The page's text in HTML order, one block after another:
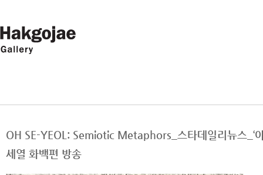
OH SE-YEOL: Semiotic Metaphors_스타데일리뉴스_‘
세열 화백편 방송